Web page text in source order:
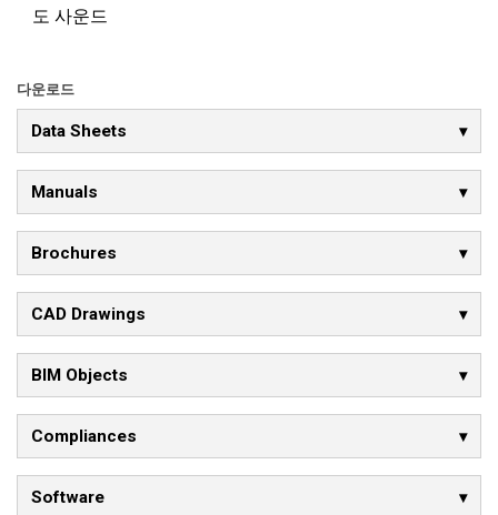
도 사운드
다운로드
Data Sheets
Manuals
Brochures
CAD Drawings
BIM Objects
Compliances
Software